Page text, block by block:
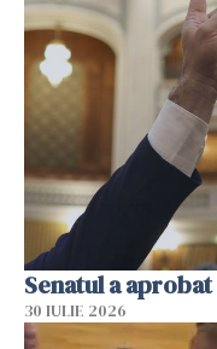
Senatul a
30 IULIE 2026